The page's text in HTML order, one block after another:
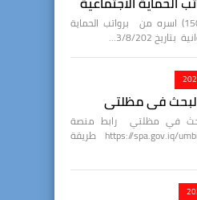
وزير العمل يعلن عن شمول (1500) اسره من برواتب الحماية
3/8/202…
في مظلتي
في مظلتي رابط منصة
مظلتي أدناه https://spa.gov.iq/umbrella/index.aspx طريقة